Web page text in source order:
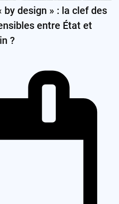
design » : la clef des
entre État et
?